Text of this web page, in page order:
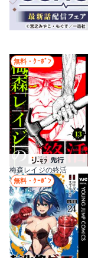
無料・ｸｰﾎﾟﾝ
梅森レイジの終活
無料・ｸｰﾎﾟﾝ